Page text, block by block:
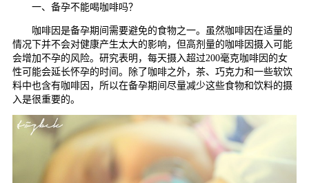
一、备孕不能喝咖啡吗？
咖啡因是备孕期间需要避免的食物之一。虽然咖啡因在适量的
情况下并不会对健康产生太大的影响，但高剂量的咖啡因摄入可能
会增加不孕的风险。研究表明，每天摄入超过200毫克咖啡因的女
性可能会延长怀孕的时间。除了咖啡之外，茶、巧克力和一些软饮
料中也含有咖啡因，所以在备孕期间尽量减少这些食物和饮料的摄
入是很重要的。